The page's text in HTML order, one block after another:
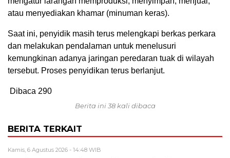
atau menyediakan khamar (minuman keras).
Saat ini, penyidik masih terus melengkapi berkas perkara
dan melakukan pendalaman untuk menelusuri
kemungkinan adanya jaringan peredaran tuak di wilayah
tersebut. Proses penyidikan terus berlanjut.
Dibaca 290
Berita ini 38 kali dibaca
BERITA TERKAIT
Kamis, 6 Agustus 2026 - 14:48 WIB